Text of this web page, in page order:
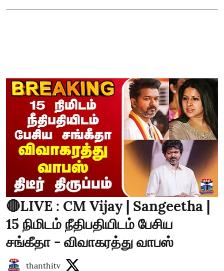
🔴LIVE : CM Vijay | Sangeetha |
15 நிமிடம் நீதிபதியிடம் பேசிய
சங்கீதா - விவாகரத்து வாபஸ்
thanthitv